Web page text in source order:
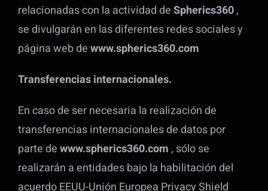
relacionadas con la actividad deSpherics360,
se divulgarán en las diferentes redes sociales y
página web dewww.spherics360.com
Transferencias internacionales.
En caso de ser necesaria la realización de
transferencias internacionales de datos por
parte dewww.spherics360.com, sólo se
realizarán a entidades bajo la habilitación del
acuerdo EEUU-Unión Europea Privacy Shield